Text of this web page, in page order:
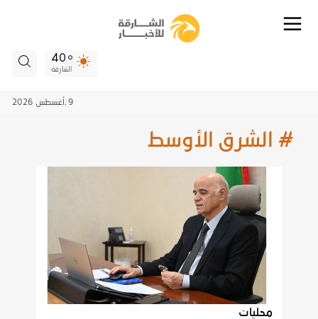
40
الشارقة
9 , أغسطس 2026
# الشرق الأوسط
محليات